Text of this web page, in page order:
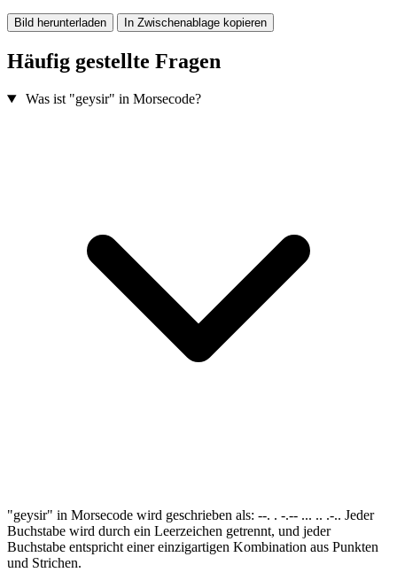
Bild herunterladen In Zwischenablage kopieren
Häufig gestellte Fragen
Was ist "geysir" in Morsecode?
"geysir" in Morsecode wird geschrieben als: --. . -.-- ... .. .-.. Jeder
Buchstabe wird durch ein Leerzeichen getrennt, und jeder
Buchstabe entspricht einer einzigartigen Kombination aus Punkten
und Strichen.